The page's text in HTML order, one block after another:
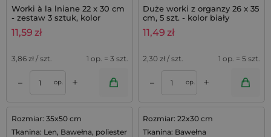
Worki à la lniane 22 x 30 cm
- zestaw 3 sztuk, kolor
naturalny
11,59 zł
3,86 zł / szt. 1 op. = 3 szt.
– op. +
Duże worki z organzy 26 x 35
cm, 5 szt. - kolor biały
11,49 zł
2,30 zł / szt. 1 op. = 5 szt.
– op. +
Rozmiar: 35x50 cm
Tkanina: Len, Bawełna, poliester
Rozmiar: 22x30 cm
Tkanina: Bawełna